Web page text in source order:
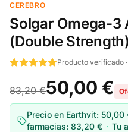
CEREBRO
Solgar Omega-3
(Double
Producto verificado
83,20 €50,00 €
Precio en Earthvit: 50,00
farmacias: 83,20 € · Tu